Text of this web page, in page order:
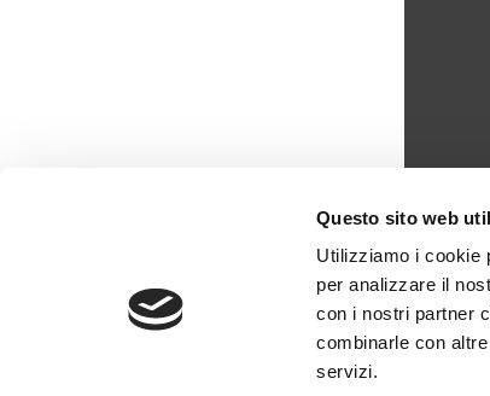
Questo sito web
Utilizziamo i cookie
per analizzare il
con i nostri partner
combinarle con
servizi.